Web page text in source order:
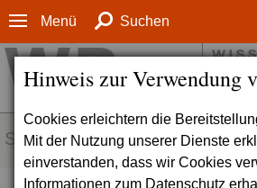
Hinweis zur Verwendung
Cookies erleichtern die
Mit der Nutzung unserer Dienste
einverstanden, dass wir Cookies
Informationen zum Datenschutz
Menü Suchen
SERVICE